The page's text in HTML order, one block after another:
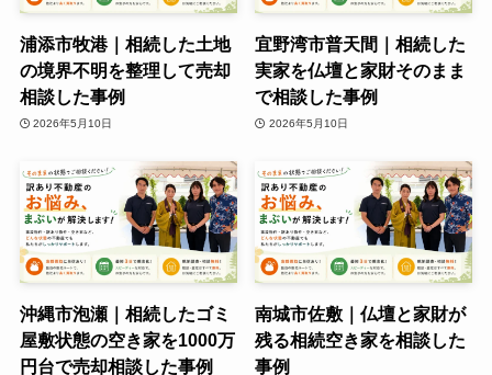
浦添市牧港｜相続した土地
の境界不明を整理して売却
相談した事例
2026年5月10日
宜野湾市普天間｜相続した
実家を仏壇と家財そのまま
で相談した事例
2026年5月10日
沖縄市泡瀬｜相続したゴミ
屋敷状態の空き家を1000万
円台で売却相談した事例
南城市佐敷｜仏壇と家財が
残る相続空き家を相談した
事例